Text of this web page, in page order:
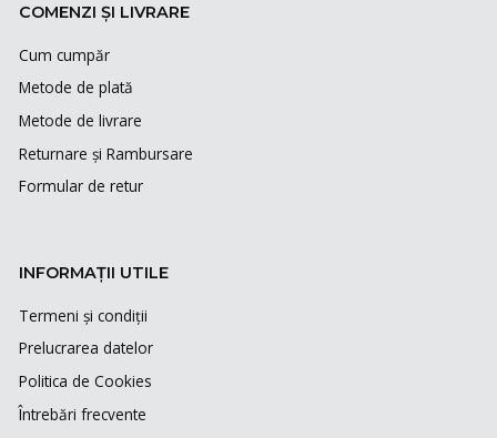
COMENZI ȘI LIVRARE
Cum cumpăr
Metode de plată
Metode de livrare
Returnare și Rambursare
Formular de retur
INFORMAȚII UTILE
Termeni și condiții
Prelucrarea datelor
Politica de Cookies
Întrebări frecvente